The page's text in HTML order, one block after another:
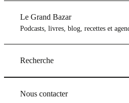
Le Grand Bazar
Podcasts, livres, blog, recettes et
Recherche
Nous contacter